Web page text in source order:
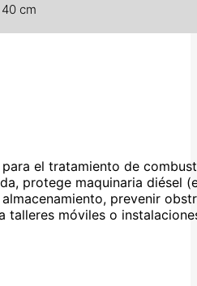
cm
el tratamiento de
protege maquinaria diésel
prevenir
talleres móviles o